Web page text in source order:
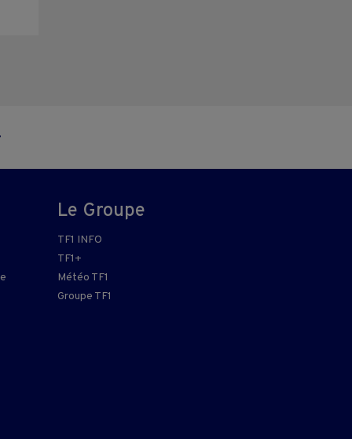
Le Groupe
TF1 INFO
TF1+
Météo TF1
Groupe TF1